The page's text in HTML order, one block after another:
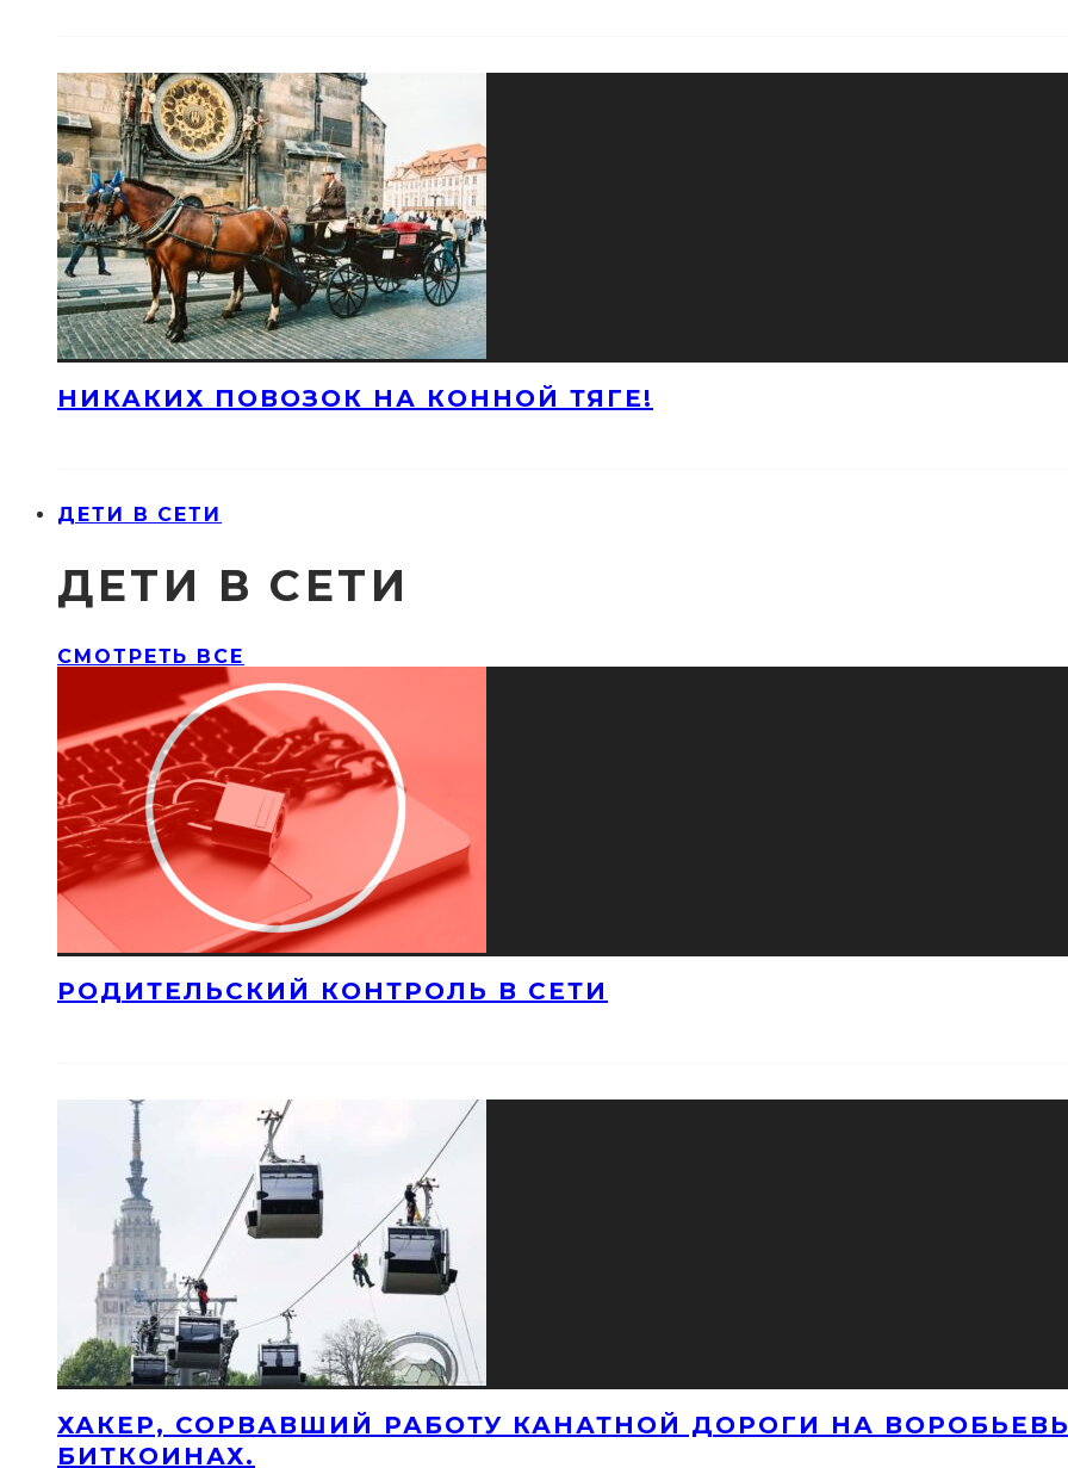
НИКАКИХ ПОВОЗОК НА КОННОЙ ТЯГЕ!
ДЕТИ В СЕТИ
ДЕТИ В СЕТИ
СМОТРЕТЬ ВСЕ
РОДИТЕЛЬСКИЙ КОНТРОЛЬ В СЕТИ
ХАКЕР, СОРВАВШИЙ РАБОТУ КАНАТНОЙ ДОРОГИ НА
БИТКОИНАХ.